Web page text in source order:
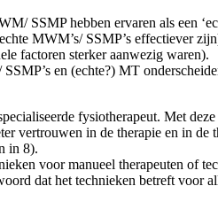
SSMP hebben ervaren als een
MWM’s/ SSMP’s effectiever
factoren sterker aanwezig waren).
en (echte?) MT
fysiotherapeut. Met
vertrouwen in de therapie en in
in 8).
voor manueel therapeuten of
dat het technieken betreft voor